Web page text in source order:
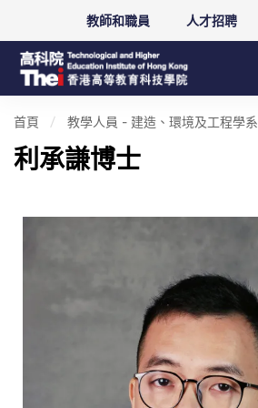
教師和職員 人才招聘
首頁 教學人員 - 建造、環境及工程學系
利承謙博士